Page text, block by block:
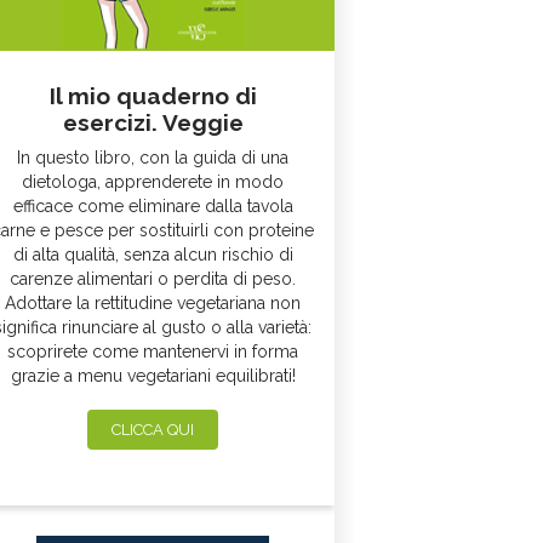
Il mio quaderno di
esercizi. Veggie
In questo libro, con la guida di una
dietologa, apprenderete in modo
efficace come eliminare dalla tavola
e pesce per sostituirli con proteine
di alta qualità, senza alcun rischio di
carenze alimentari o perdita di peso.
Adottare la rettitudine vegetariana non
rinunciare al gusto o alla varietà:
scoprirete come mantenervi in forma
grazie a menu vegetariani equilibrati!
CLICCA QUI